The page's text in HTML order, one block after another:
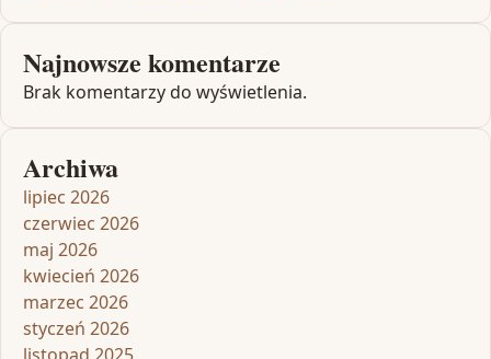
Najnowsze komentarze
Brak komentarzy do wyświetlenia.
Archiwa
lipiec 2026
czerwiec 2026
maj 2026
kwiecień 2026
marzec 2026
styczeń 2026